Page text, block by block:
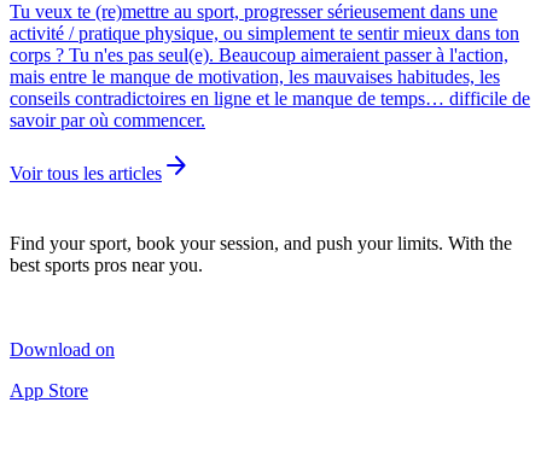
Tu veux te (re)mettre au sport, progresser sérieusement dans une
activité / pratique physique, ou simplement te sentir mieux dans ton
corps ? Tu n'es pas seul(e). Beaucoup aimeraient passer à l'action,
mais entre le manque de motivation, les mauvaises habitudes, les
conseils contradictoires en ligne et le manque de temps… difficile de
savoir par où commencer.
Voir tous les articles arrow_forward
Find your sport, book your session, and push your limits. With the
best sports pros near you.
Download on
App Store